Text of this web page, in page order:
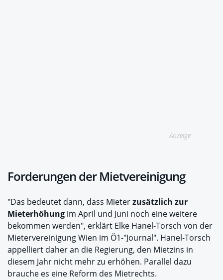
Anzeige
Forderungen der Mietvereinigung
"Das bedeutet dann, dass Mieterzusätzlich zur
Mieterhöhung im April und Juni noch eine weitere
bekommen werden", erklärt Elke Hanel-Torsch von der
Mietervereinigung Wien im Ö1-"Journal". Hanel-Torsch
appelliert daher an die Regierung, den Mietzins in
diesem Jahr nicht mehr zu erhöhen. Parallel dazu
brauche es eine Reform des Mietrechts.